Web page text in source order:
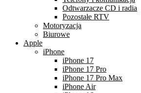
Odtwarzacze CD i radia
Pozostałe RTV
Motoryzacja
Biurowe
Apple
iPhone
iPhone 17
iPhone 17 Pro
iPhone 17 Pro Max
iPhone Air